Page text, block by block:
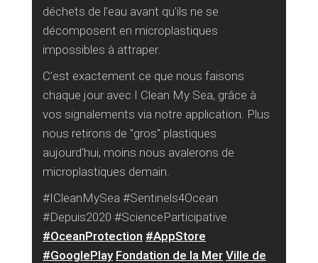
déchets de l'eau avant qu'ils ne se
décomposent en microplastiques
impossibles à attraper.
C'est exactement ce que nous faisons
chaque jour avec I Clean My Sea, grâce à
vos signalements via notre application. Plus
nous retirons de "gros" plastiques
aujourd'hui, moins nous avalerons de
microplastiques demain.
#ICleanMySea #Sentinels4Ocean
#Depuis2020 #ScienceParticipative
#OceanProtection #AppStore
#GooglePlay Fondation de la Mer Ville de